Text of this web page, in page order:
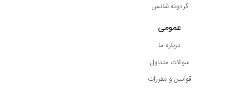
گردونه شانس
عمومی
درباره ما
سوالات متداول
قوانین و مقررات